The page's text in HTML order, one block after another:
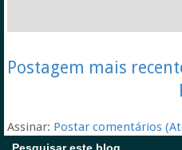
Postagem mais
Assinar: Postar comentários